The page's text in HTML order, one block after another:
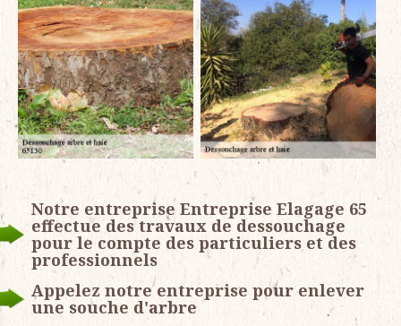
Notre entreprise Entreprise Elagage 65
effectue des travaux de dessouchage
pour le compte des particuliers et des
professionnels
Appelez notre entreprise pour enlever
une souche d'arbre